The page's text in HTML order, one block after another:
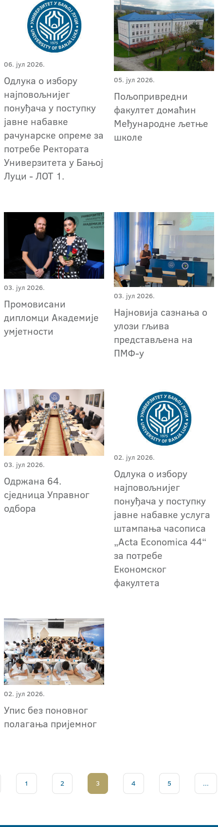
06. јул 2026.
Oдлука о избору
најповољнијег
понуђача у поступку
јавне набавке
рачунарске опреме за
потребе Ректората
Универзитета у Бањој
Луци - ЛОТ 1.
05. јул 2026.
Пољопривредни
факултет домаћин
Међународне љетње
школе
03. јул 2026.
Промовисани
дипломци Академије
умјетности
03. јул 2026.
Најновија сазнања о
улози гљива
представљена на
ПМФ-у
03. јул 2026.
Одржана 64.
сједница Управног
одбора
02. јул 2026.
Одлука о избору
најповољнијег
понуђача у поступку
јавне набавке услуга
штампања часописа
„Acta Economica 44“
за потребе
Економског
факултета
02. јул 2026.
Упис без поновног
полагања пријемног
1 2 3 4 5 ...